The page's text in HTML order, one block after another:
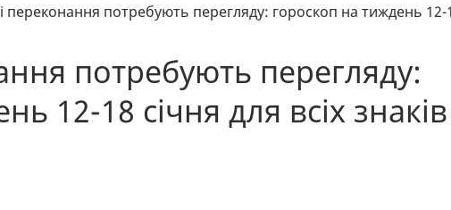
переконання потребують перегляду: гороскоп на тиждень 12-
потребують перегляду:
12-18 січня для всіх знаків